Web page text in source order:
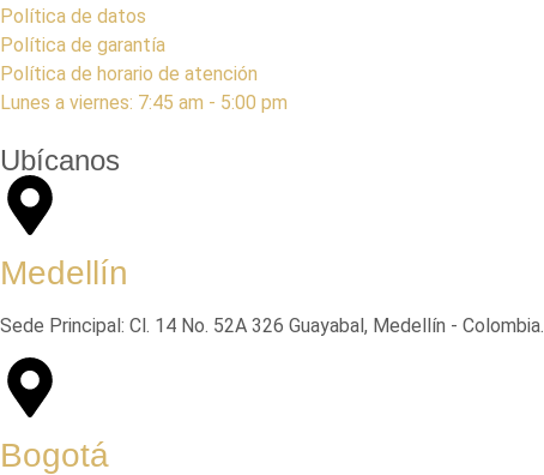
Política de datos
Política de garantía
Política de horario de atención
Lunes a viernes: 7:45 am - 5:00 pm
Ubícanos
Medellín
Sede Principal: Cl. 14 No. 52A 326 Guayabal, Medellín - Colombia.
Bogotá